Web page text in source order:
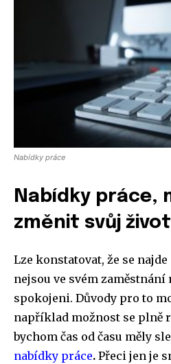
Nabídky práce
Nabídky práce,
změnit svůj
Lze konstatovat, že se
nejsou ve svém
spokojeni. Důvody pro to
například možnost se plně
bychom čas od času měly
nabídky práce. Přeci jen je